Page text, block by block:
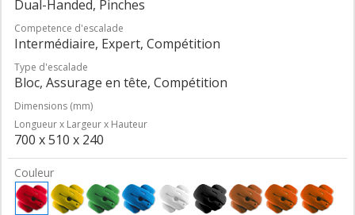
Dual-Handed, Pinches
Competence d'escalade
Intermédiaire, Expert, Compétition
Type d'escalade
Bloc, Assurage en tête, Compétition
Dimensions (mm)
Longueur x Largeur x Hauteur
700 x 510 x 240
Couleur